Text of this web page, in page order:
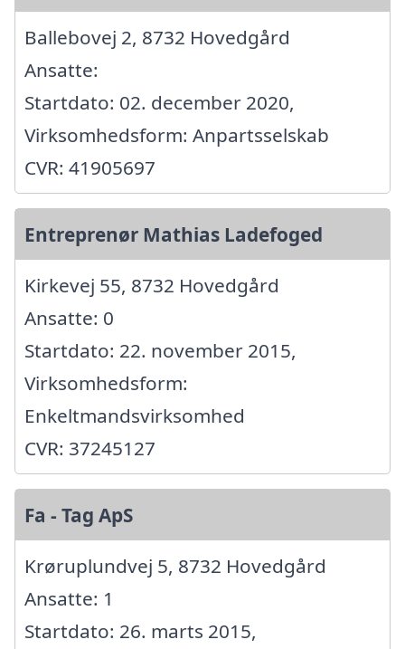
Ballebovej 2, 8732 Hovedgård
Ansatte:
Startdato: 02. december 2020,
Virksomhedsform: Anpartsselskab
CVR: 41905697
Entreprenør Mathias Ladefoged
Kirkevej 55, 8732 Hovedgård
Ansatte: 0
Startdato: 22. november 2015,
Virksomhedsform:
Enkeltmandsvirksomhed
CVR: 37245127
Fa - Tag ApS
Krøruplundvej 5, 8732 Hovedgård
Ansatte: 1
Startdato: 26. marts 2015,